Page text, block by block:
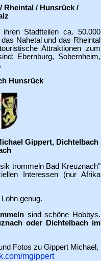
Rheintal / Hunsrück /
Stadtteilen ca. 50.000
das Nahetal und das Rheintal
Attraktionen zum
Ebernburg, Sobernheim,
Hunsrück
Gippert, Dichtelbach
trommeln Bad Kreuznach"
Interessen (nur Afrika
genug.
sind schöne Hobbys.
oder Dichtelbach im
Fotos zu Gippert Michael,
mgippert